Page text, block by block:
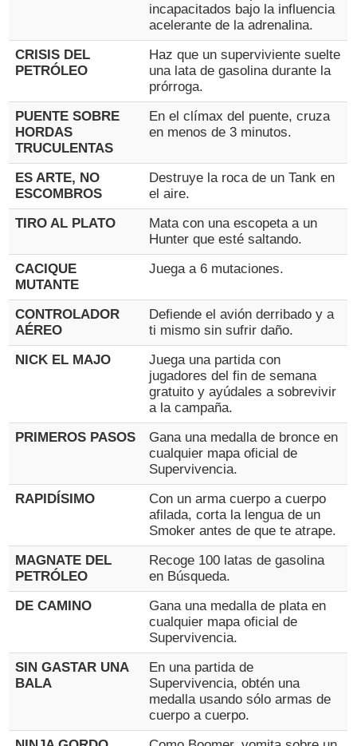
incapacitados bajo la influencia
acelerante de la adrenalina.
CRISIS DEL
PETRÓLEO
Haz que un superviviente suelte
una lata de gasolina durante la
prórroga.
PUENTE SOBRE
HORDAS
TRUCULENTAS
En el clímax del puente, cruza
en menos de 3 minutos.
ES ARTE, NO
ESCOMBROS
Destruye la roca de un Tank en
el aire.
TIRO AL PLATO
Mata con una escopeta a un
Hunter que esté saltando.
CACIQUE
MUTANTE
Juega a 6 mutaciones.
CONTROLADOR
AÉREO
Defiende el avión derribado y a
ti mismo sin sufrir daño.
NICK EL MAJO
Juega una partida con
jugadores del fin de semana
gratuito y ayúdales a sobrevivir
a la campaña.
PRIMEROS PASOS
Gana una medalla de bronce en
cualquier mapa oficial de
Supervivencia.
RAPIDÍSIMO
Con un arma cuerpo a cuerpo
afilada, corta la lengua de un
Smoker antes de que te atrape.
MAGNATE DEL
PETRÓLEO
Recoge 100 latas de gasolina
en Búsqueda.
DE CAMINO
Gana una medalla de plata en
cualquier mapa oficial de
Supervivencia.
SIN GASTAR UNA
BALA
En una partida de
Supervivencia, obtén una
medalla usando sólo armas de
cuerpo a cuerpo.